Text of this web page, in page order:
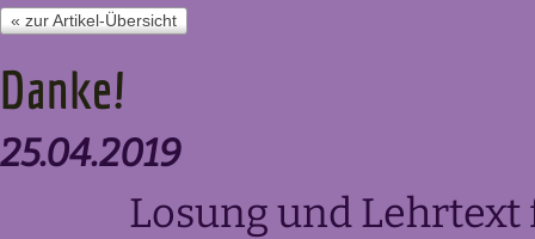
« zur Artikel-Übersicht
Danke!
25.04.2019
Losung und Lehrtext